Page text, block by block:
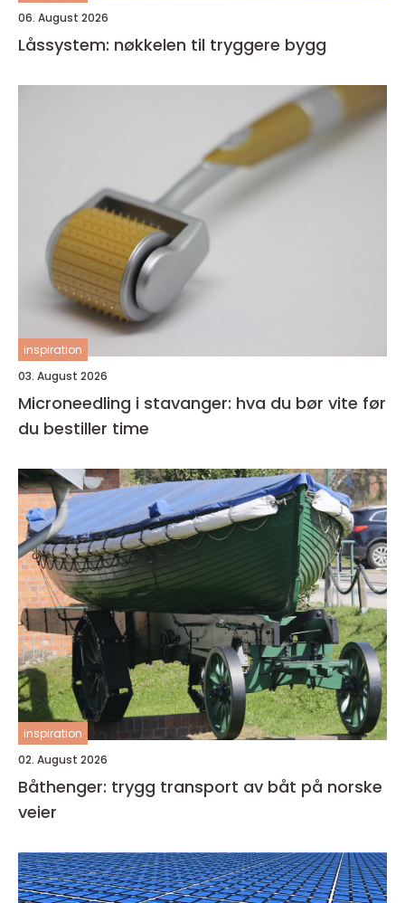
06. August 2026
Låssystem: nøkkelen til tryggere bygg
inspiration
03. August 2026
Microneedling i stavanger: hva du bør vite før
du bestiller time
inspiration
02. August 2026
Båthenger: trygg transport av båt på norske
veier